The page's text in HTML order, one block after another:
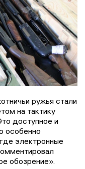
ружья стали
на тактику
доступное и
особенно
электронные
обозрение».